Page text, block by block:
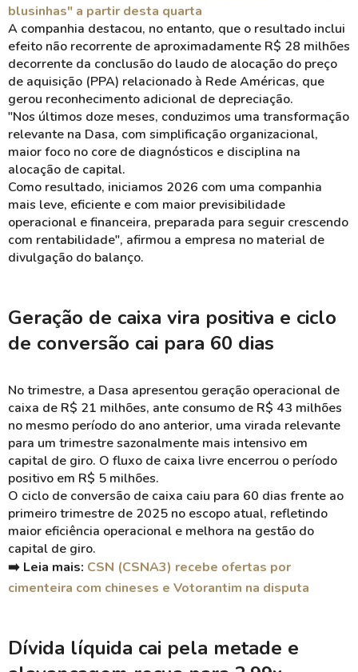
blusinhas" a partir desta quarta
A companhia destacou, no entanto, que o resultado inclui
efeito não recorrente de aproximadamente R$ 28 milhões
decorrente da conclusão do laudo de alocação do preço
de aquisição (PPA) relacionado à Rede Américas, que
gerou reconhecimento adicional de depreciação.
"Nos últimos doze meses, conduzimos uma transformação
relevante na Dasa, com simplificação organizacional,
maior foco no core de diagnósticos e disciplina na
alocação de capital.
Como resultado, iniciamos 2026 com uma companhia
mais leve, eficiente e com maior previsibilidade
operacional e financeira, preparada para seguir crescendo
com rentabilidade", afirmou a empresa no material de
divulgação do balanço.
Geração de caixa vira positiva e ciclo
de conversão cai para 60 dias
No trimestre, a Dasa apresentou geração operacional de
caixa de R$ 21 milhões, ante consumo de R$ 43 milhões
no mesmo período do ano anterior, uma virada relevante
para um trimestre sazonalmente mais intensivo em
capital de giro. O fluxo de caixa livre encerrou o período
positivo em R$ 5 milhões.
O ciclo de conversão de caixa caiu para 60 dias frente ao
primeiro trimestre de 2025 no escopo atual, refletindo
maior eficiência operacional e melhora na gestão do
capital de giro.
➡️ Leia mais: CSN (CSNA3) recebe ofertas por
cimenteira com chineses e Votorantim na disputa
Dívida líquida cai pela metade e